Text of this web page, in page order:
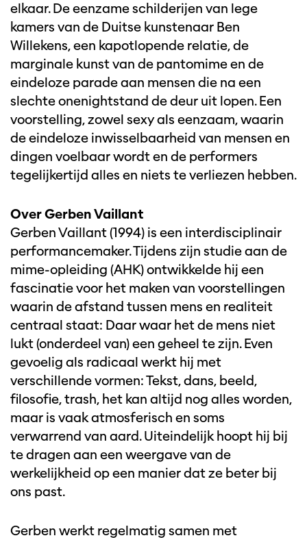
elkaar. De eenzame schilderijen van lege
kamers van de Duitse kunstenaar Ben
Willekens, een kapotlopende relatie, de
marginale kunst van de pantomime en de
eindeloze parade aan mensen die na een
slechte onenightstand de deur uit lopen. Een
voorstelling, zowel sexy als eenzaam, waarin
de eindeloze inwisselbaarheid van mensen en
dingen voelbaar wordt en de performers
tegelijkertijd alles en niets te verliezen hebben.
Over Gerben Vaillant
Gerben Vaillant (1994) is een interdisciplinair
performancemaker. Tijdens zijn studie aan de
mime-opleiding (AHK) ontwikkelde hij een
fascinatie voor het maken van voorstellingen
waarin de afstand tussen mens en realiteit
centraal staat: Daar waar het de mens niet
lukt (onderdeel van) een geheel te zijn. Even
gevoelig als radicaal werkt hij met
verschillende vormen: Tekst, dans, beeld,
filosofie, trash, het kan altijd nog alles worden,
maar is vaak atmosferisch en soms
verwarrend van aard. Uiteindelijk hoopt hij bij
te dragen aan een weergave van de
werkelijkheid op een manier dat ze beter bij
ons past.
Gerben werkt regelmatig samen met